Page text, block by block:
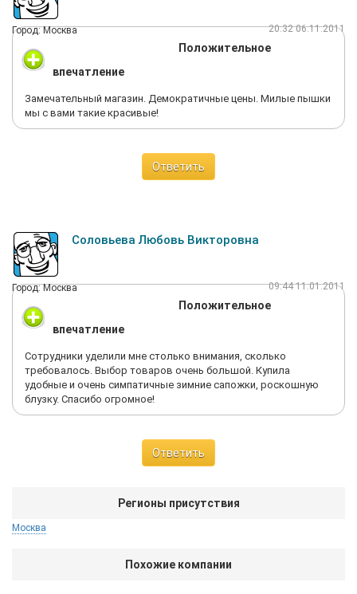
Город: Москва 20:32 06.11.2011
Положительное
впечатление
Замечательный магазин. Демократичные цены. Милые пышки
мы с вами такие красивые!
Ответить
Соловьева Любовь Викторовна
Город: Москва 09:44 11.01.2011
Положительное
впечатление
Сотрудники уделили мне столько внимания, сколько
требовалось. Выбор товаров очень большой. Купила
удобные и очень симпатичные зимние сапожки, роскошную
блузку. Спасибо огромное!
Ответить
Регионы присутствия
Москва
Похожие компании